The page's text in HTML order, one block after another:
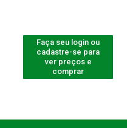
Faça seu login ou
cadastre-se para
ver preços e
comprar